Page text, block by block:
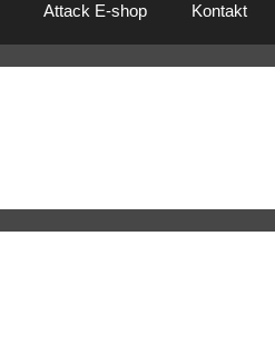
Attack E-shop Kontakt